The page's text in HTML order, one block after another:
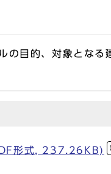
の目的、対象となる
形式, 237.26KB)